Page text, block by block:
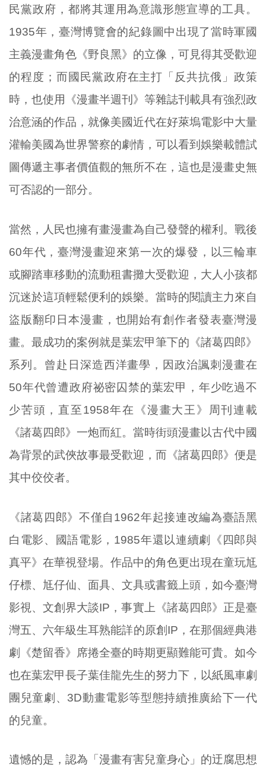
民黨政府，都將其運用為意識形態宣導的工具。
1935年，臺灣博覽會的紀錄圖中出現了當時軍國
主義漫畫角色《野良黑》的立像，可見得其受歡迎
的程度；而國民黨政府在主打「反共抗俄」政策
時，也使用《漫畫半週刊》等雜誌刊載具有強烈政
治意涵的作品，就像美國近代在好萊塢電影中大量
灌輸美國為世界警察的劇情，可以看到娛樂載體試
圖傳遞主事者價值觀的無所不在，這也是漫畫史無
可否認的一部分。
當然，人民也擁有畫漫畫為自己發聲的權利。戰後
60年代，臺灣漫畫迎來第一次的爆發，以三輪車
或腳踏車移動的流動租書攤大受歡迎，大人小孩都
沉迷於這項輕鬆便利的娛樂。當時的閱讀主力來自
盜版翻印日本漫畫，也開始有創作者發表臺灣漫
畫。最成功的案例就是葉宏甲筆下的《諸葛四郎》
系列。曾赴日深造西洋畫學，因政治諷刺漫畫在
50年代曾遭政府祕密囚禁的葉宏甲，年少吃過不
少苦頭，直至1958年在《漫畫大王》周刊連載
《諸葛四郎》一炮而紅。當時街頭漫畫以古代中國
為背景的武俠故事最受歡迎，而《諸葛四郎》便是
其中佼佼者。
《諸葛四郎》不僅自1962年起接連改編為臺語黑
白電影、國語電影，1985年還以連續劇《四郎與
真平》在華視登場。作品中的角色更出現在童玩尪
仔標、尪仔仙、面具、文具或書籤上頭，如今臺灣
影視、文創界大談IP，事實上《諸葛四郎》正是臺
灣五、六年級生耳熟能詳的原創IP，在那個經典港
劇《楚留香》席捲全臺的時期更顯難能可貴。如今
也在葉宏甲長子葉佳龍先生的努力下，以紙風車劇
團兒童劇、3D動畫電影等型態持續推廣給下一代
的兒童。
遺憾的是，認為「漫畫有害兒童身心」的迂腐思想